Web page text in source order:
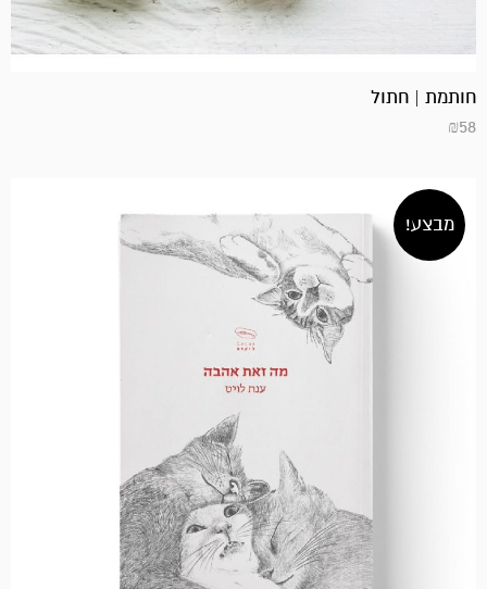
חותמת | חתול
₪58
מבצע!